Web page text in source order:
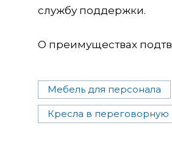
службу поддержки.
О преимуществах
Мебель для персонала
Кресла в переговорную